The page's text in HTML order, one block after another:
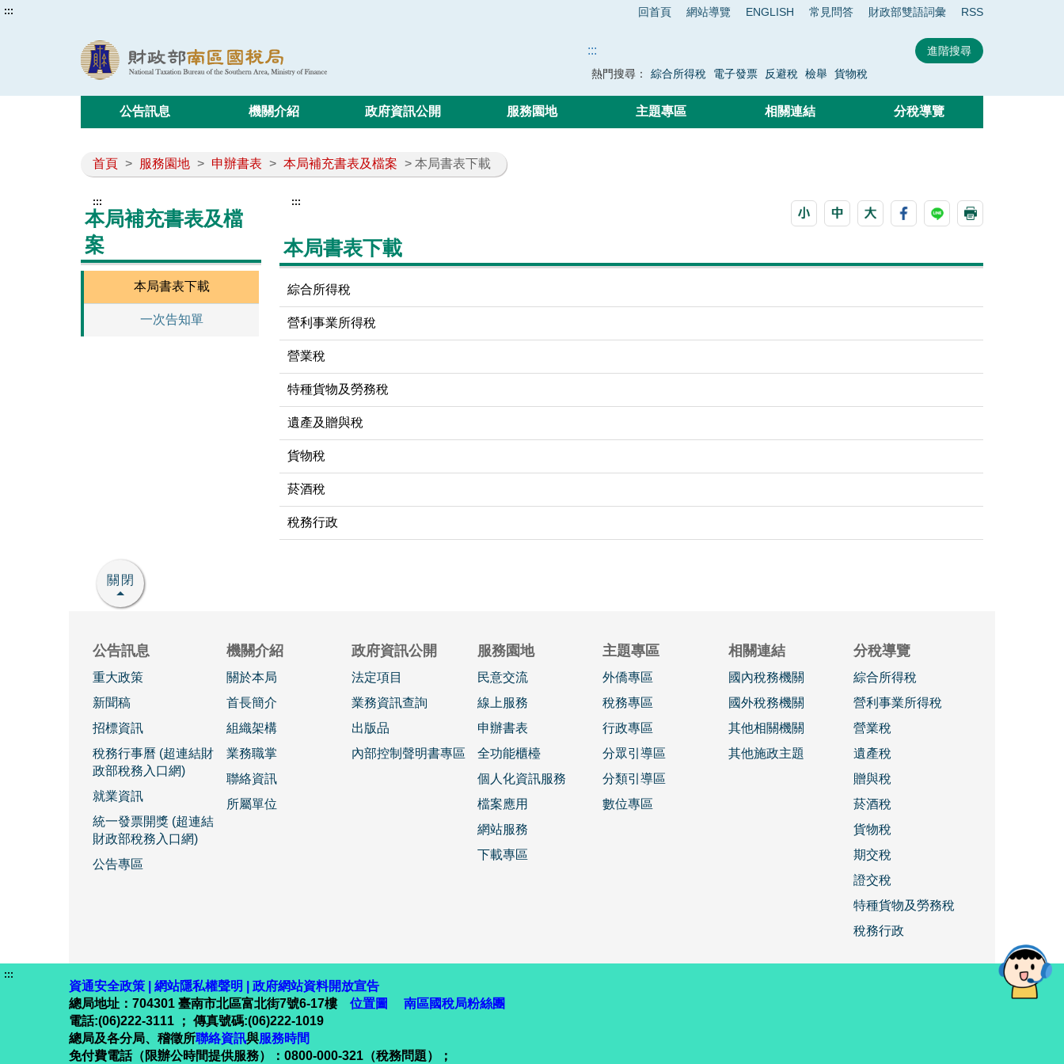
::: 回首頁 網站導覽 ENGLISH 常見問答 財政部雙語詞彙 RSS
:::
熱門搜尋： 綜合所得稅 電子發票 反避稅 檢舉 貨物稅
公告訊息 機關介紹 政府資訊公開 服務園地 主題專區 相關連結 分稅導覽
首頁 > 服務園地 > 申辦書表 > 本局補充書表及檔案 > 本局書表下載
:::
本局補充書表及檔
案
本局書表下載
一次告知單
:::
本局書表下載
綜合所得稅
營利事業所得稅
營業稅
特種貨物及勞務稅
遺產及贈與稅
貨物稅
菸酒稅
稅務行政
關閉
公告訊息
重大政策
新聞稿
招標資訊
稅務行事曆 (超連結財
政部稅務入口網)
就業資訊
統一發票開獎 (超連結
財政部稅務入口網)
公告專區
機關介紹
關於本局
首長簡介
組織架構
業務職掌
聯絡資訊
所屬單位
政府資訊公開
法定項目
業務資訊查詢
出版品
內部控制聲明書專區
服務園地
民意交流
線上服務
申辦書表
全功能櫃檯
個人化資訊服務
檔案應用
網站服務
下載專區
主題專區
外僑專區
稅務專區
行政專區
分眾引導區
分類引導區
數位專區
相關連結
國內稅務機關
國外稅務機關
其他相關機關
其他施政主題
分稅導覽
綜合所得稅
營利事業所得稅
營業稅
遺產稅
贈與稅
菸酒稅
貨物稅
期交稅
證交稅
特種貨物及勞務稅
稅務行政
:::
資通安全政策 網站隱私權聲明
政府網站資料開放宣告
總局地址：704301 臺南市北區富北街7號6-17樓
位置圖
南區國稅局粉絲團
電話:(06)222-3111 ； 傳真號碼:(06)222-1019
總局及各分局、稽徵所聯絡資訊與服務時間
免付費電話（限辦公時間提供服務）：0800-000-321（稅務問題）；